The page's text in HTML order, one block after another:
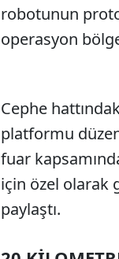
robotunun
operasyon
Cephe
platformu
fuar
için özel olarak
paylaştı.